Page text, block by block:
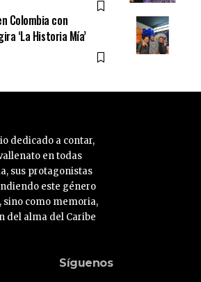
Colombia con
‘La Historia Mía’
dedicado a contar,
en todas
sus protagonistas
este género
sino como memoria,
del alma del Caribe
Síguenos